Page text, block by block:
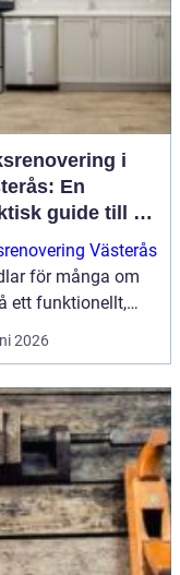
i
En
guide till ett
projekt
Västerås
för många om
ett funktionellt,
och hållbart kök
håller i vardagen.
2026